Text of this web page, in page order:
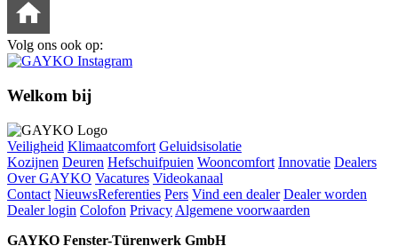
Volg ons ook op:
Welkom bij
Veiligheid Klimaatcomfort Geluidsisolatie
Kozijnen Deuren Hefschuifpuien Wooncomfort Innovatie Dealers
Over GAYKO Vacatures Videokanaal
Contact NieuwsReferenties Pers Vind een dealer Dealer worden
Dealer login Colofon Privacy Algemene voorwaarden
GAYKO Fenster-Türenwerk GmbH